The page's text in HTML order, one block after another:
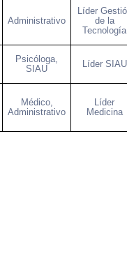
Administrativo
Líder
de la
Tecnología
Psicóloga,
SIAU
Líder SIAU
Médico,
Administrativo
Líder
Medicina